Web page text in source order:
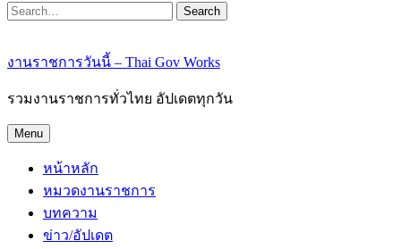
Search
งานราชการวันนี้ – Thai Gov Works
รวมงานราชการทั่วไทย อัปเดตทุกวัน
Menu
หน้าหลัก
หมวดงานราชการ
บทความ
ข่าว/อัปเดต